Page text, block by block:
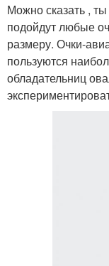
Можно сказать ,
подойдут любые
размеру. Очки-
пользуются
обладательниц